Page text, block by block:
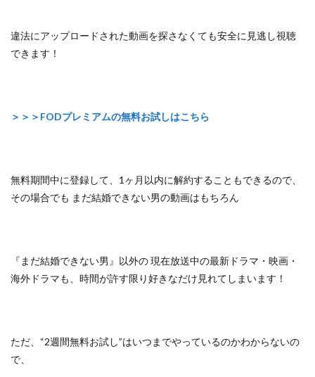
違法にアップロードされた動画を探さなくても安全に見逃し視聴
できます！
＞＞＞FODプレミアムの無料お試しはこちら
無料期間中に登録して、1ヶ月以内に解約することもできるので、
その場合でも まだ結婚できない男の動画はもちろん
『まだ結婚できない男』以外の現在放送中の最新ドラマ・映画・
海外ドラマも、 時間が許す限り好きなだけ見れてしまいます！
ただ、 “2週間無料お試し”はいつまでやっているのかわからないの
で、